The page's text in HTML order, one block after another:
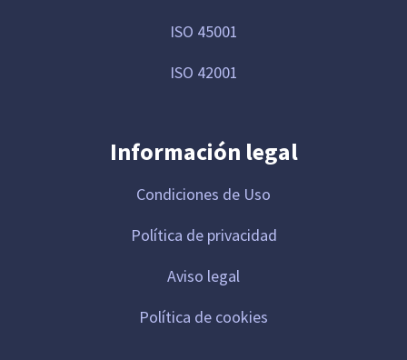
ISO 45001
ISO 42001
Información legal
Condiciones de Uso
Política de privacidad
Aviso legal
Política de cookies